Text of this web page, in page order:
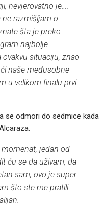
nevjerovatno je….
ne razmišljam o
šta je preko
najbolje
situaciju, znao
naše međusobne
u velikom finalu prvi
se odmori do sedmice kada
jedan od
ću se da uživam, da
sam, ovo je super
što ste me pratili